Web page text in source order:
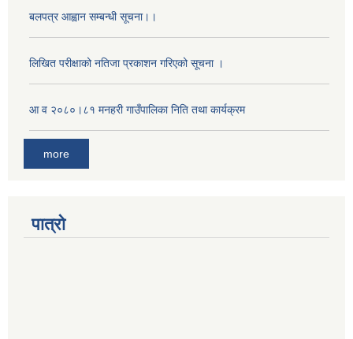
बलपत्र आह्वान सम्बन्धी सूचना।।
लिखित परीक्षाको नतिजा प्रकाशन गरिएको सूचना ।
आ व २०८०।८१ मनहरी गाउँपालिका निति तथा कार्यक्रम
more
पात्रो